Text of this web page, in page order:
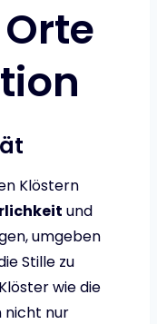
Klöstern
und
umgeben
Stille zu
wie die
nicht nur